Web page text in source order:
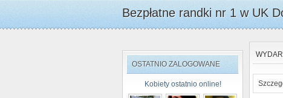
Bezpłatne randki nr 1 w UK
OSTATNIO ZALOGOWANE
Kobiety ostatnio online!